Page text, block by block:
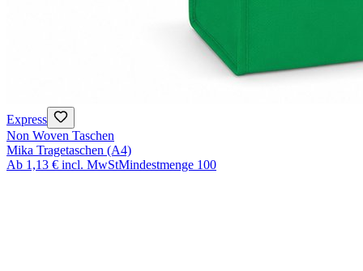
Express
Non Woven Taschen
Mika Tragetaschen (A4)
Ab 1,13 € incl. MwStMindestmenge 100